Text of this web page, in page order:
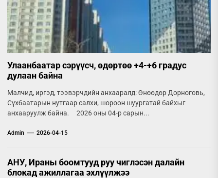
Улаанбаатар сэрүүсч, өдөртөө +4-+6 градус
дулаан байна
Малчид, иргэд, тээвэрчдийн анхааралд: Өнөөдөр Дорноговь,
Сүхбаатарын нутгаар салхи, шороон шуургатай байхыг
анхааруулж байна. 2026 оны 04-р сарын...
Admin 2026-04-15
АНУ, Ираны боомтууд руу чиглэсэн далайн
блокад ажиллагаа эхлүүлжээ